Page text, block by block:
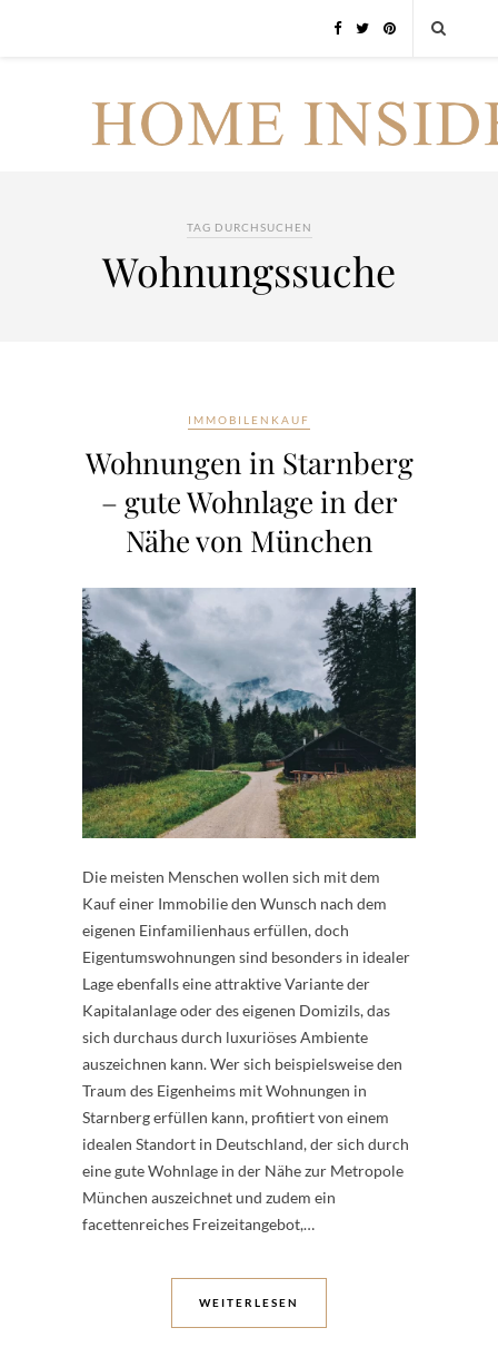
TAG DURCHSUCHEN
Wohnungssuche
IMMOBILENKAUF
Wohnungen in Starnberg
– gute Wohnlage in der
Nähe von München
Die meisten Menschen wollen sich mit dem
Kauf einer Immobilie den Wunsch nach dem
eigenen Einfamilienhaus erfüllen, doch
Eigentumswohnungen sind besonders in idealer
Lage ebenfalls eine attraktive Variante der
Kapitalanlage oder des eigenen Domizils, das
sich durchaus durch luxuriöses Ambiente
auszeichnen kann. Wer sich beispielsweise den
Traum des Eigenheims mit Wohnungen in
Starnberg erfüllen kann, profitiert von einem
idealen Standort in Deutschland, der sich durch
eine gute Wohnlage in der Nähe zur Metropole
München auszeichnet und zudem ein
facettenreiches Freizeitangebot,…
WEITERLESEN